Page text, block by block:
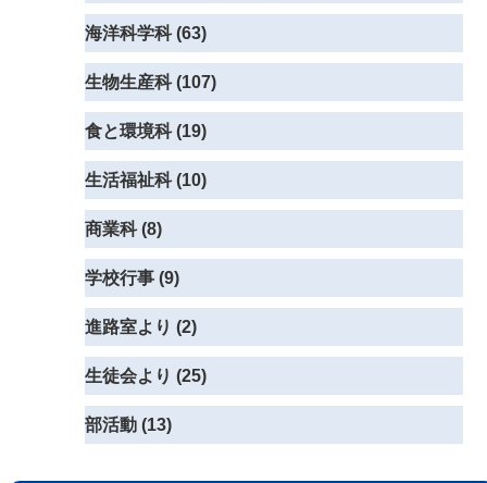
海洋科学科 (63)
生物生産科 (107)
食と環境科 (19)
生活福祉科 (10)
商業科 (8)
学校行事 (9)
進路室より (2)
生徒会より (25)
部活動 (13)